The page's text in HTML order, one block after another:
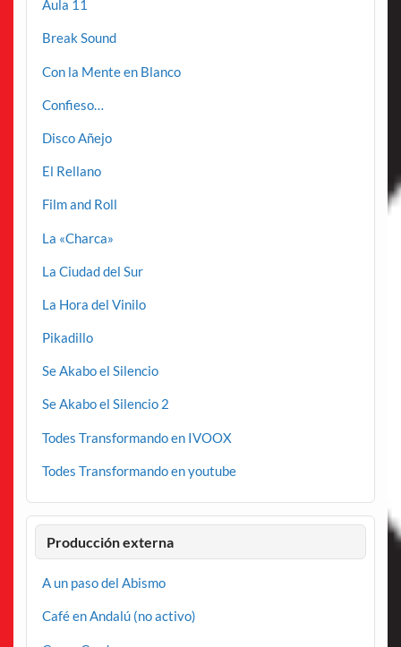
Aula 11
Break Sound
Con la Mente en Blanco
Confieso…
Disco Añejo
El Rellano
Film and Roll
La «Charca»
La Ciudad del Sur
La Hora del Vinilo
Pikadillo
Se Akabo el Silencio
Se Akabo el Silencio 2
Todes Transformando en IVOOX
Todes Transformando en youtube
Producción externa
A un paso del Abismo
Café en Andalú (no activo)